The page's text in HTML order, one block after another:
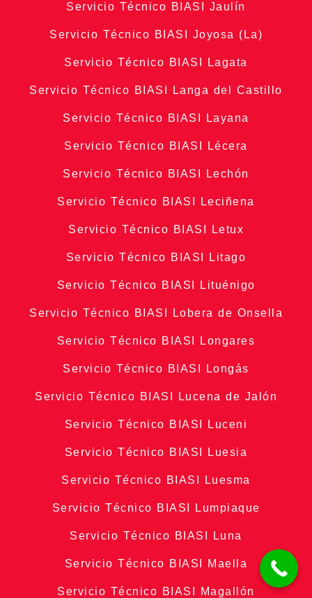
Servicio Técnico BIASI Jaulín
Servicio Técnico BIASI Joyosa (La)
Servicio Técnico BIASI Lagata
Servicio Técnico BIASI Langa del Castillo
Servicio Técnico BIASI Layana
Servicio Técnico BIASI Lécera
Servicio Técnico BIASI Lechón
Servicio Técnico BIASI Leciñena
Servicio Técnico BIASI Letux
Servicio Técnico BIASI Litago
Servicio Técnico BIASI Lituénigo
Servicio Técnico BIASI Lobera de Onsella
Servicio Técnico BIASI Longares
Servicio Técnico BIASI Longás
Servicio Técnico BIASI Lucena de Jalón
Servicio Técnico BIASI Luceni
Servicio Técnico BIASI Luesia
Servicio Técnico BIASI Luesma
Servicio Técnico BIASI Lumpiaque
Servicio Técnico BIASI Luna
Servicio Técnico BIASI Maella
Servicio Técnico BIASI Magallón